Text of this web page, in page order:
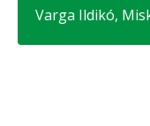
Varga Ildikó,